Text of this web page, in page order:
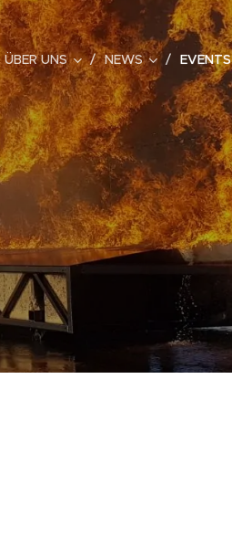
ÜBER UNS NEWS EVENTS